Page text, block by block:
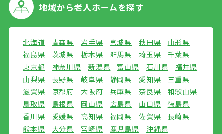
地域から老人ホームを探す
北海道 青森県 岩手県 宮城県 秋田県
山形県
福島県
茨城県 栃木県 群馬県 埼玉県
千葉県
東京都
神奈川県 新潟県 富山県 石川県
福井県
山梨県
長野県 岐阜県 静岡県 愛知県
三重県
滋賀県
京都府 大阪府 兵庫県 奈良県
和歌山県
鳥取県
島根県 岡山県 広島県 山口県
徳島県
香川県
愛媛県 高知県 福岡県 佐賀県
長崎県
熊本県
大分県 宮崎県 鹿児島県 沖縄県